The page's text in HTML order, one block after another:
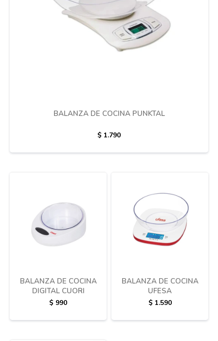
BALANZA DE COCINA PUNKTAL
$ 1.790
BALANZA DE COCINA
DIGITAL CUORI
$ 990
BALANZA DE COCINA
UFESA
$ 1.590